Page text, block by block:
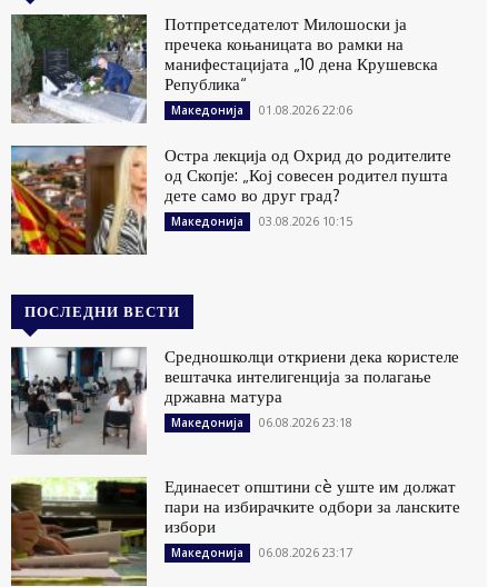
Потпретседателот Милошоски ја
пречека коњаницата во рамки на
манифестацијата „10 дена Крушевска
Република“
Македонија 01.08.2026 22:06
Остра лекција од Охрид до родителите
од Скопје: „Кој совесен родител пушта
дете само во друг град?
Македонија 03.08.2026 10:15
ПОСЛЕДНИ ВЕСТИ
Средношколци откриени дека користеле
вештачка интелигенција за полагање
државна матура
Македонија 06.08.2026 23:18
Единаесет општини сè уште им должат
пари на избирачките одбори за ланските
избори
Македонија 06.08.2026 23:17